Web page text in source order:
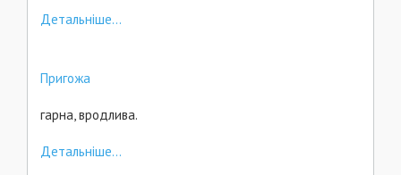
Детальніше...
Пригожа
гарна, вродлива.
Детальніше...